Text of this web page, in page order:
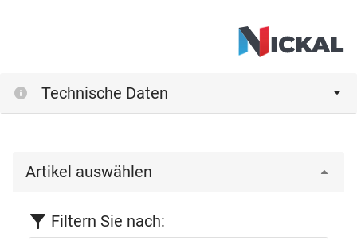
Technische Daten
Artikel auswählen
Filtern Sie nach: